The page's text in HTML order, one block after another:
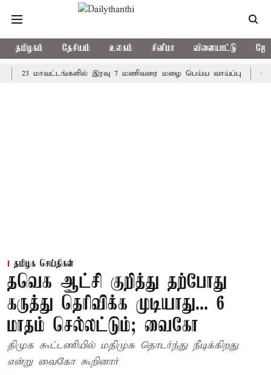
தமிழகம் தேசியம் உலகம் சினிமா விளையாட்டு
மாவட்டங்களில் இரவு 7 மணிவரை மழை பெய்ய வாய்ப்பு கொரிய
தமிழக செய்திகள்
தவெக ஆட்சி குறித்து தற்போது
கருத்து தெரிவிக்க முடியாது... 6
மாதம் செல்லட்டும்; வைகோ
திமுக கூட்டணியில் மதிமுக தொடர்ந்து நீடிக்கிறது
என்று வைகோ கூறினார்